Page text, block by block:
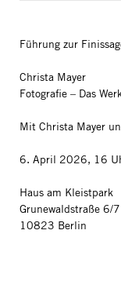
Führung zur
Christa Mayer
Fotografie – Das
Mit Christa Mayer
6. April 2026, 16
Haus am Kleistpark
Grunewaldstraße 6/7
10823 Berlin